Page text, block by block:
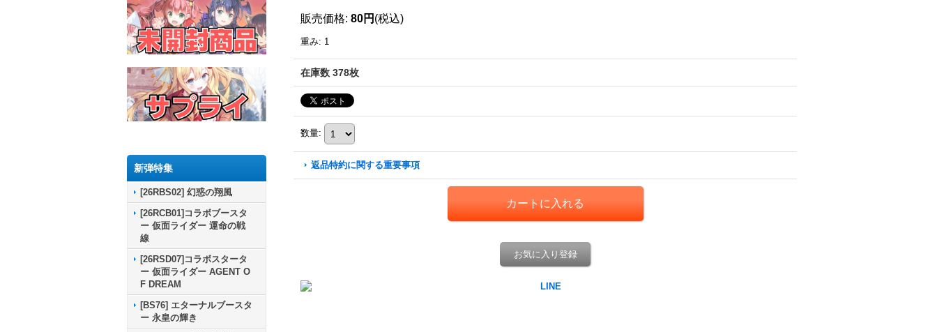
新弾特集
[26RBS02] 幻惑の翔風
[26RCB01]コラボブースタ
ー 仮面ライダー 運命の戦
線
[26RSD07]コラボスタータ
ー 仮面ライダー AGENT O
F DREAM
[BS76] エターナルブースタ
ー 永皇の輝き
販売価格: 80円 (税込)
重み: 1
在庫数 378枚
数量:
返品特約に関する重要事項
お気に入り登録